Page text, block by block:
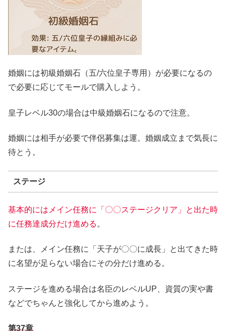
婚姻には初級婚姻石（五/六位皇子専用）が必要になるの
で必要に応じてモールで購入しよう。
皇子レベル30の場合は中級婚姻石になるので注意。
婚姻には相手が必要で伴侶募集は運。婚姻成立まで気長に
待とう。
ステージ
基本的にはメイン任務に「〇〇ステージクリア」と出た時
に任務達成分だけ進める 。
または、メイン任務に「天子が〇〇に成長」と出てきた時
に名望が足らない場合にその分だけ進める。
ステージを進める場合は名臣のレベルUP、資質の実や書
などでちゃんと強化してから進めよう。
第37章